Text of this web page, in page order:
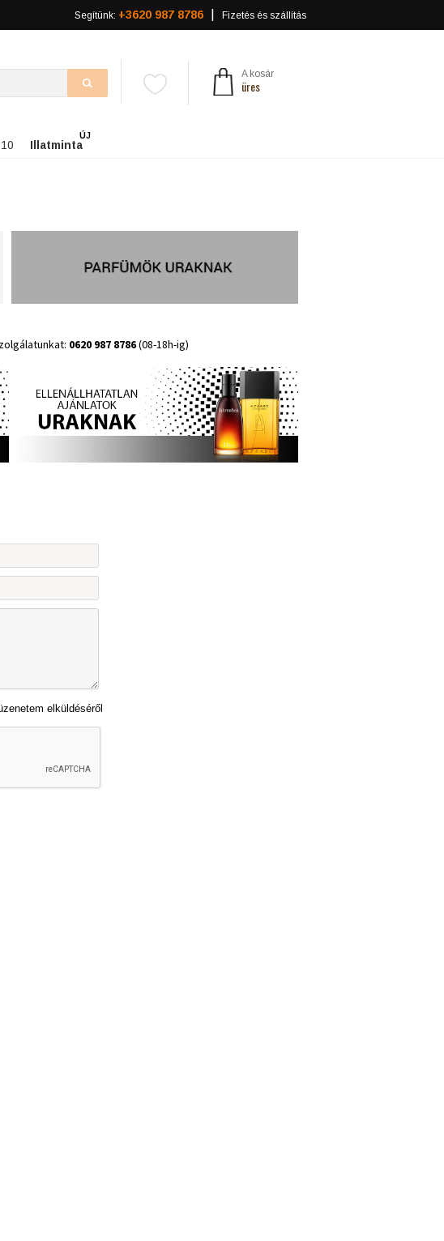
Segítünk: +3620 987 8786 Fizetés és szállítás
A kosár
üres
Illatminta
ÚJ
0620 987 8786(08-18h-ig)
elküldéséről